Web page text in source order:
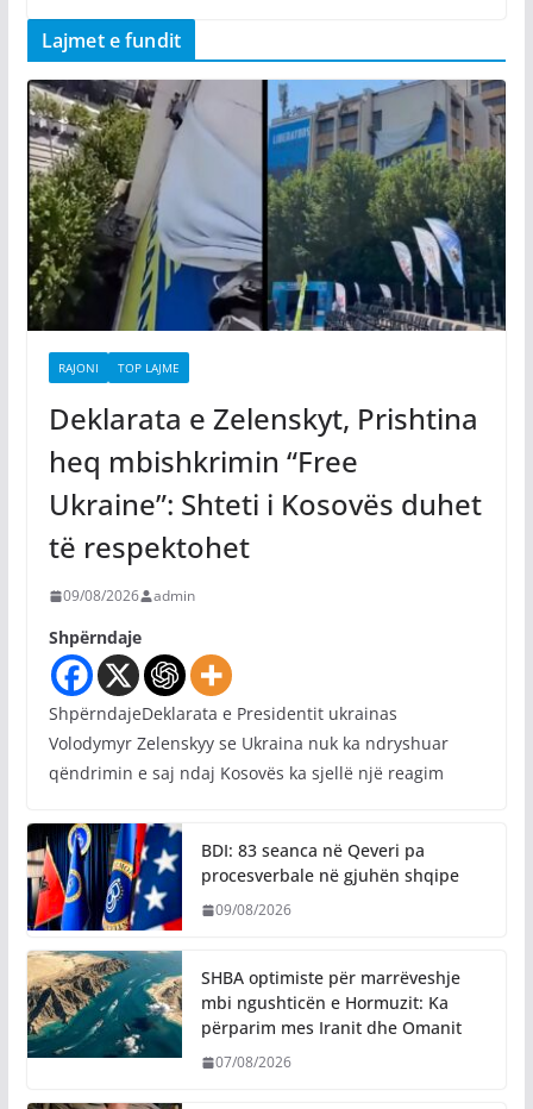
Lajmet e fundit
RAJONI TOP LAJME
Deklarata e Zelenskyt, Prishtina
heq mbishkrimin “Free
Ukraine”: Shteti i Kosovës duhet
të respektohet
09/08/2026 admin
Shpërndaje
ShpërndajeDeklarata e Presidentit ukrainas
Volodymyr Zelenskyy se Ukraina nuk ka ndryshuar
qëndrimin e saj ndaj Kosovës ka sjellë një reagim
BDI: 83 seanca në Qeveri pa
procesverbale në gjuhën shqipe
09/08/2026
SHBA optimiste për marrëveshje
mbi ngushticën e Hormuzit: Ka
përparim mes Iranit dhe Omanit
07/08/2026